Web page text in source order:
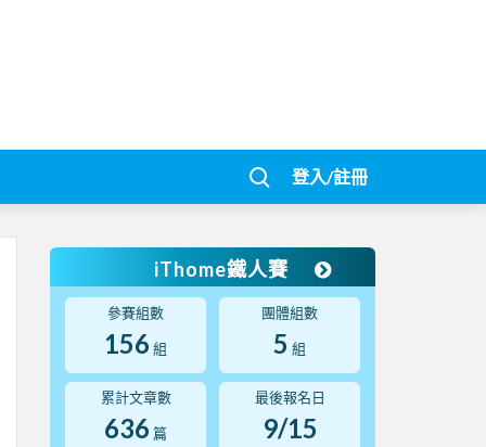
登入/註冊
iThome鐵人賽
參賽組數
156 組
團體組數
5 組
累計文章數
636 篇
最後報名日
9/15